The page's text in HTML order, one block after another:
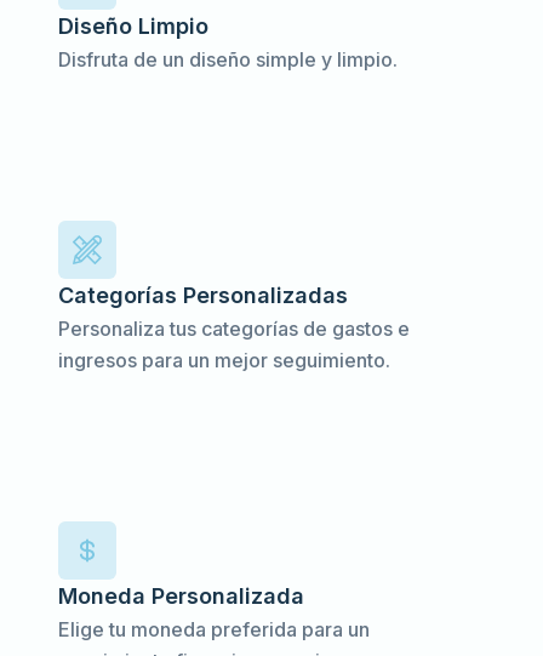
Diseño Limpio
Disfruta de un diseño simple y limpio.
Categorías Personalizadas
Personaliza tus categorías de gastos e
ingresos para un mejor seguimiento.
Moneda Personalizada
Elige tu moneda preferida para un